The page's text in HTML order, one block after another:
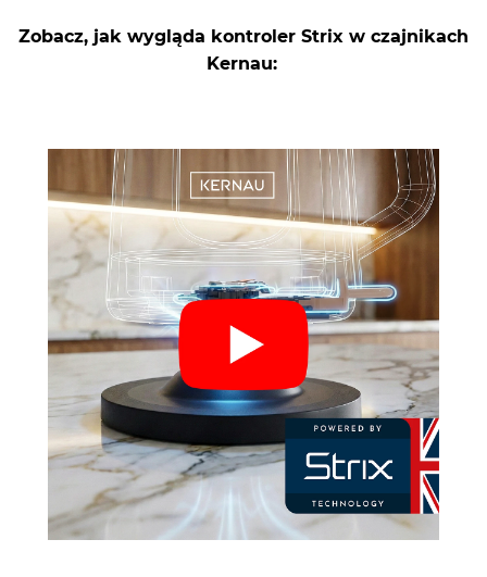
Zobacz, jak wygląda kontroler Strix w czajnikach
Kernau: